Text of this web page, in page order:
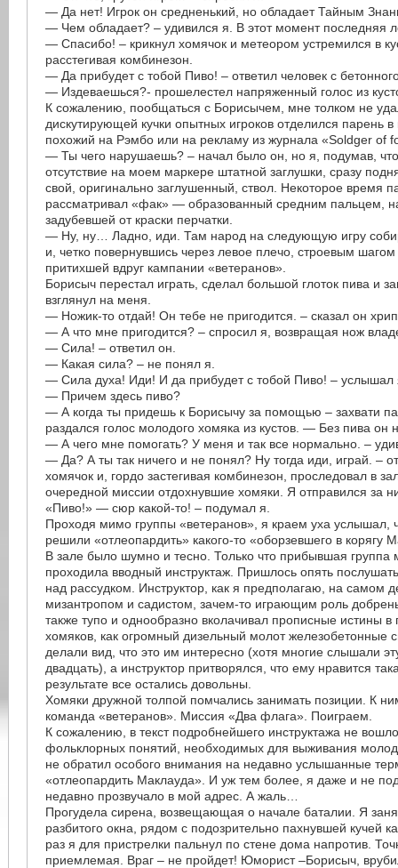
— Да нет! Игрок он средненький, но обладает Тайным
— Чем обладает? – удивился я. В этот момент последняя
— Спасибо! – крикнул хомячок и метеором устремился в
расстегивая комбинезон.
— Да прибудет с тобой Пиво! – ответил человек с
— Издеваешься?- прошелестел напряженный голос из
К сожалению, пообщаться с Борисычем, мне толком не
дискутирующей кучки опытных игроков отделился парень
похожий на Рэмбо или на рекламу из журнала «Soldger of
— Ты чего нарушаешь? – начал было он, но я, подумав,
отсутствие на моем маркере штатной заглушки, сразу
свой, оригинально заглушенный, ствол. Некоторое время
рассматривал «фак» — образованный средним пальцем,
задубевшей от краски перчатки.
— Ну, ну… Ладно, иди. Там народ на следующую игру
и, четко повернувшись через левое плечо, строевым шагом
притихшей вдруг кампании «ветеранов».
Борисыч перестал играть, сделал большой глоток пива и
взглянул на меня.
— Ножик-то отдай! Он тебе не пригодится. – сказал он
— А что мне пригодится? – спросил я, возвращая нож
— Сила! – ответил он.
— Какая сила? – не понял я.
— Сила духа! Иди! И да прибудет с тобой Пиво! – услышал
— Причем здесь пиво?
— А когда ты придешь к Борисычу за помощью – захвати
раздался голос молодого хомяка из кустов. — Без пива он
— А чего мне помогать? У меня и так все нормально. –
— Да? А ты так ничего и не понял? Ну тогда иди, играй. –
хомячок и, гордо застегивая комбинезон, проследовал в
очередной миссии отдохнувшие хомяки. Я отправился за
«Пиво!» — сюр какой-то! – подумал я.
Проходя мимо группы «ветеранов», я краем уха услышал,
решили «отлеопардить» какого-то «оборзевшего в корягу
В зале было шумно и тесно. Только что прибывшая группа
проходила вводный инструктаж. Пришлось опять
над рассудком. Инструктор, как я предполагаю, на самом
мизантропом и садистом, зачем-то играющим роль
также тупо и однообразно вколачивал прописные истины в
хомяков, как огромный дизельный молот железобетонные
делали вид, что это им интересно (хотя многие слышали
двадцать), а инструктор притворялся, что ему нравится
результате все остались довольны.
Хомяки дружной толпой помчались занимать позиции. К
команда «ветеранов». Миссия «Два флага». Поиграем.
К сожалению, в текст подробнейшего инструктажа не
фольклорных понятий, необходимых для выживания
не обратил особого внимания на недавно услышанные
«отлеопардить Маклауда». И уж тем более, я даже и не
недавно прозвучало в мой адрес. А жаль…
Прогудела сирена, возвещающая о начале баталии. Я
разбитого окна, рядом с подозрительно пахнувшей кучей
раз я для пристрелки пальнул по стене дома напротив.
приемлемая. Враг – не пройдет! Юморист –Борисыч,